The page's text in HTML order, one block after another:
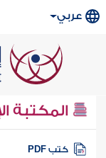
عربي
المكتبة